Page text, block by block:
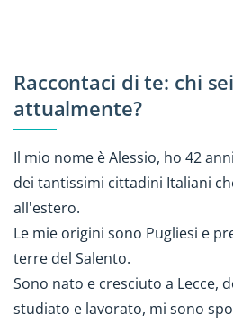
Raccontaci di te: chi
attualmente?
Il mio nome è Alessio, ho 42
dei tantissimi cittadini Italiani
all'estero.
Le mie origini sono Pugliesi e
terre del Salento.
Sono nato e cresciuto a Lecce,
studiato e lavorato, mi sono